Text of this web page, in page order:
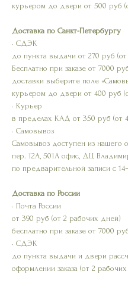
курьером до двери от 500 руб
Доставка по Санкт-Петербургу
• СДЭК
до пункта выдачи от 270 руб
Бесплатно при заказе от 7000
доставки выберите поле
курьером до двери от 400 руб
• Курьер
в пределах КАД от 350 руб (от
• Самовывоз
Самовывоз доступен из нашего
пер. 12А, 501А офис, ДЦ
по предварительной записи с
Доставка по России
• Почта России
от 390 руб (от 2 рабочих дней)
бесплатно при заказе от 7000
• СДЭК
до пункта выдачи и двери
оформлении заказа (от 2